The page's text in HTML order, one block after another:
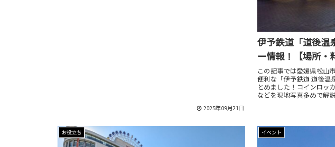
2025年09月21日
伊予鉄道「道後温
ー情報！【場所・
この記事では愛媛県松山
便利な「伊予鉄道 道後温
とめました！コインロッ
などを現地写真多めで解
お役立ち イベント